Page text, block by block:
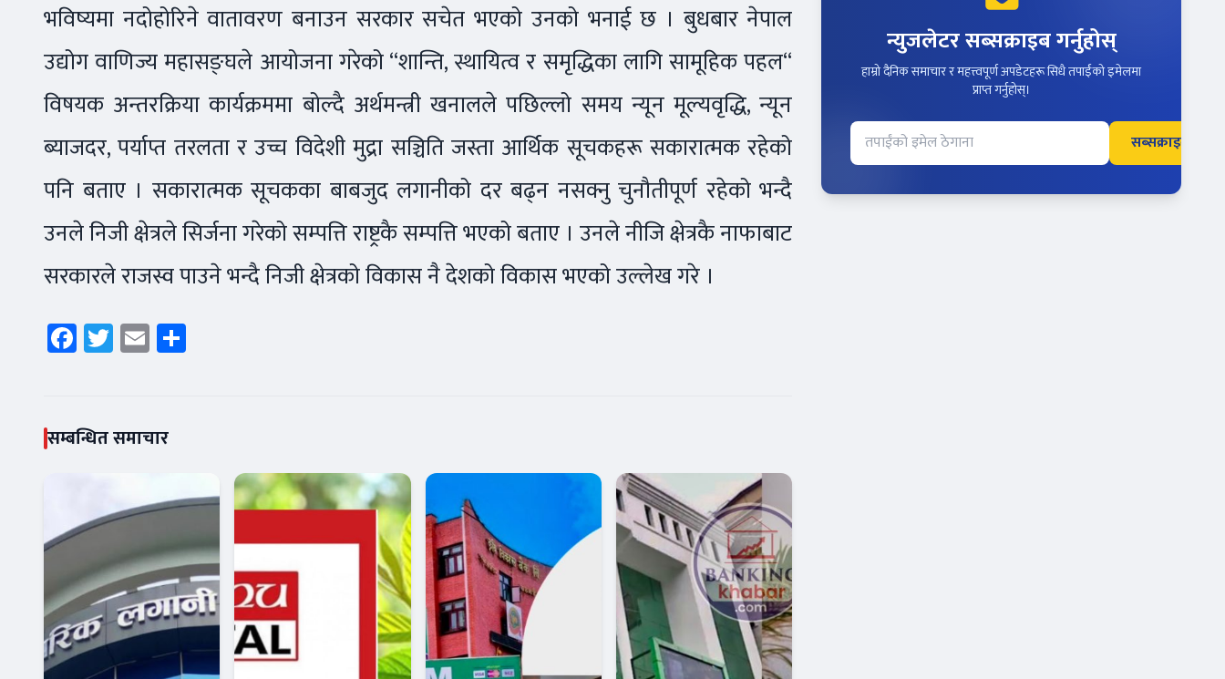
भविष्यमा नदोहोरिने वातावरण बनाउन सरकार सचेत भएको उनको भनाई छ । बुधबार नेपाल
उद्योग वाणिज्य महासङ्घले आयोजना गरेको “शान्ति, स्थायित्व र समृद्धिका लागि सामूहिक पहल“
विषयक अन्तरक्रिया कार्यक्रममा बोल्दै अर्थमन्त्री खनालले पछिल्लो समय न्यून मूल्यवृद्धि, न्यून
ब्याजदर, पर्याप्त तरलता र उच्च विदेशी मुद्रा सञ्चिति जस्ता आर्थिक सूचकहरू सकारात्मक रहेको
पनि बताए । सकारात्मक सूचकका बाबजुद लगानीको दर बढ्न नसक्नु चुनौतीपूर्ण रहेको भन्दै
उनले निजी क्षेत्रले सिर्जना गरेको सम्पत्ति राष्ट्रकै सम्पत्ति भएको बताए । उनले नीजि क्षेत्रकै नाफाबाट
सरकारले राजस्व पाउने भन्दै निजी क्षेत्रको विकास नै देशको विकास भएको उल्लेख गरे ।
Facebook
Twitter
Email
सम्बन्धित समाचार
न्युजलेटर सब्सक्राइब गर्नुहोस्
हाम्रो दैनिक समाचार र महत्त्वपूर्ण अपडेटहरू सिधै तपाईंको इमेलमा
प्राप्त गर्नुहोस्।
सब्सक्राइब